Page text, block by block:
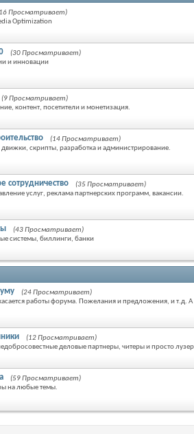
Просматривает)
Optimization
(30 Просматривает)
и инновации
(9 Просматривает)
контент, посетители и монетизация.
(14 Просматривает)
движки, скрипты, разработка и администрирование.
сотрудничество
(35 Просматривает)
услуг, реклама партнерских программ, вакансии.
(43 Просматривает)
системы, биллинги, банки
(24 Просматривает)
работы форума. Пожелания и предложения, и т.д.
(12 Просматривает)
деловые партнеры, читеры и просто
(59 Просматривает)
на любые темы.